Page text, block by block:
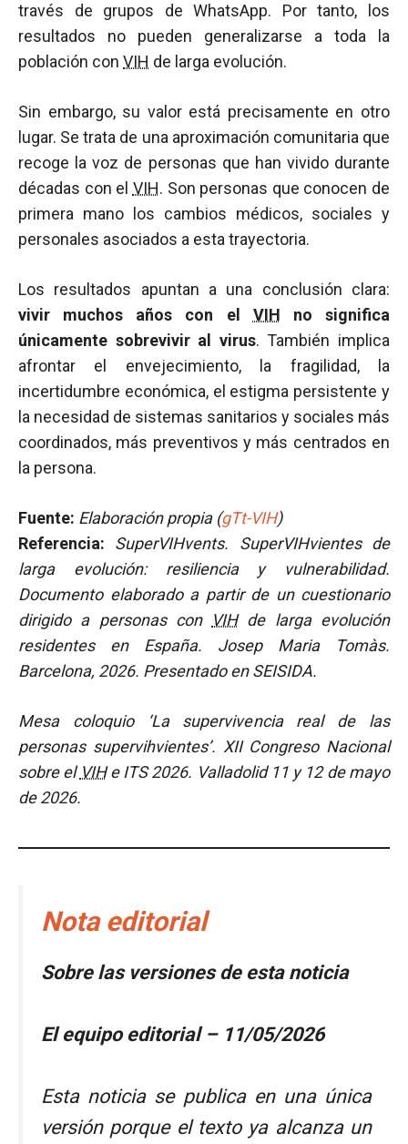
través de grupos de WhatsApp. Por tanto, los
resultados no pueden generalizarse a toda la
población con VIH de larga evolución.
Sin embargo, su valor está precisamente en otro
lugar. Se trata de una aproximación comunitaria que
recoge la voz de personas que han vivido durante
décadas con el VIH. Son personas que conocen de
primera mano los cambios médicos, sociales y
personales asociados a esta trayectoria.
Los resultados apuntan a una conclusión clara:
vivir muchos años con el VIH no significa
únicamente sobrevivir al virus. También implica
afrontar el envejecimiento, la fragilidad, la
incertidumbre económica, el estigma persistente y
la necesidad de sistemas sanitarios y sociales más
coordinados, más preventivos y más centrados en
la persona.
Fuente: Elaboración propia (gTt-VIH)
Referencia:
SuperVIHvents. SuperVIHvientes de
larga evolución: resiliencia y vulnerabilidad.
Documento elaborado a partir de un cuestionario
dirigido a personas con VIHde larga evolución
residentes en España. Josep Maria Tomàs.
Barcelona, 2026. Presentado en SEISIDA.
Mesa coloquio ‘La supervivencia real de las
personas supervihvientes’. XII Congreso Nacional
sobre el VIHe ITS 2026. Valladolid 11 y 12 de mayo
de 2026.
Nota editorial
Sobre las versiones de esta noticia
El equipo editorial – 11/05/2026
Esta noticia se publica en una única
versión porque el texto ya alcanza un